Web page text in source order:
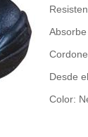
Absorbe
Desde
Color: